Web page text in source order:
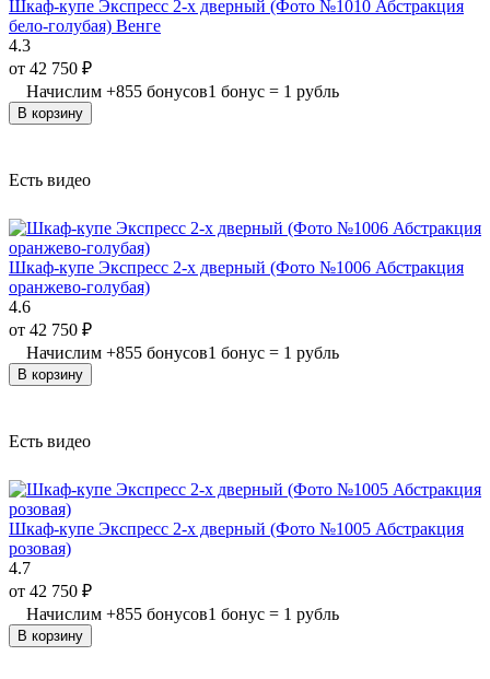
Шкаф-купе Экспресс 2-х дверный (Фото №1010 Абстракция
бело-голубая) Венге
4.3
от 42 750 ₽
Начислим +855 бонусов1 бонус = 1 рубль
В корзину
Есть видео
Шкаф-купе Экспресс 2-х дверный (Фото №1006 Абстракция
оранжево-голубая)
4.6
от 42 750 ₽
Начислим +855 бонусов1 бонус = 1 рубль
В корзину
Есть видео
Шкаф-купе Экспресс 2-х дверный (Фото №1005 Абстракция
розовая)
4.7
от 42 750 ₽
Начислим +855 бонусов1 бонус = 1 рубль
В корзину